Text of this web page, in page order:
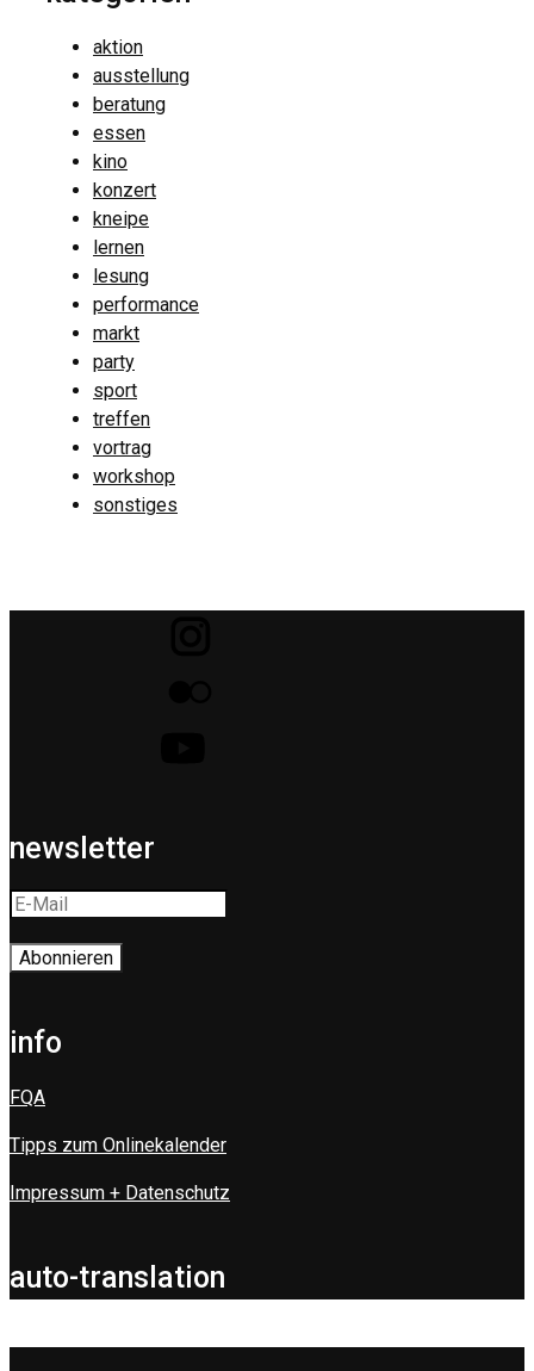
aktion
ausstellung
beratung
essen
kino
konzert
kneipe
lernen
lesung
performance
markt
party
sport
treffen
vortrag
workshop
sonstiges
newsletter
info
FQA
Tipps zum Onlinekalender
Impressum + Datenschutz
auto-translation